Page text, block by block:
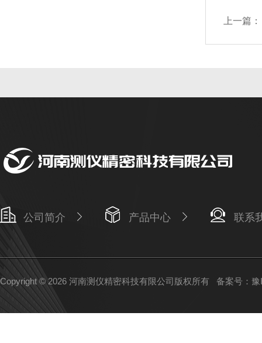
上一篇：
公司简介 产品中心 联系
Copyright © 2026 河南测仪精密科技有限公司版权所有 备案号：